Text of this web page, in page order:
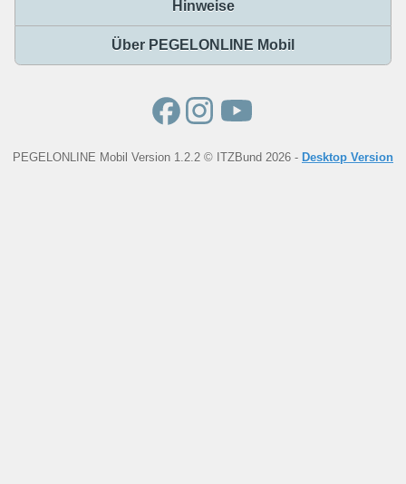
Hinweise
Über PEGELONLINE Mobil
PEGELONLINE Mobil Version 1.2.2 © ITZBund 2026 - Desktop Version